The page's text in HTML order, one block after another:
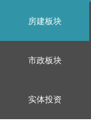
房建板块
市政板块
实体投资